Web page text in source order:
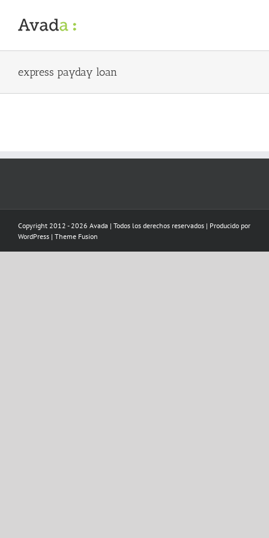
content
express payday loan
Copyright 2012 - 2026 Avada | Todos los derechos reservados | Producido por
WordPress | Theme Fusion